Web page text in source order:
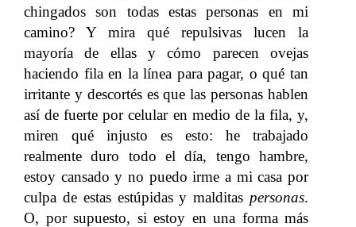
chingados son todas estas personas en mi
camino? Y mira qué repulsivas lucen la
mayoría de ellas y cómo parecen ovejas
haciendo fila en la línea para pagar, o qué tan
irritante y descortés es que las personas hablen
así de fuerte por celular en medio de la fila, y,
miren qué injusto es esto: he trabajado
realmente duro todo el día, tengo hambre,
estoy cansado y no puedo irme a mi casa por
culpa de estas estúpidas y malditas personas.
O, por supuesto, si estoy en una forma más